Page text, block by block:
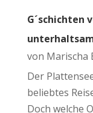
G´schichten
von Marischa
Der
beliebtes
Doch welche